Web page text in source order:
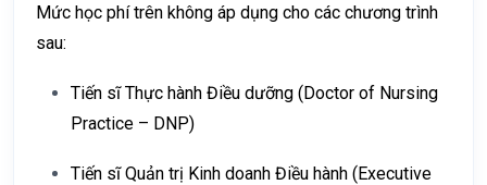
Mức học phí trên không áp dụng cho các chương trình
sau:
Tiến sĩ Thực hành Điều dưỡng (Doctor of Nursing
Practice – DNP)
Tiến sĩ Quản trị Kinh doanh Điều hành (Executive